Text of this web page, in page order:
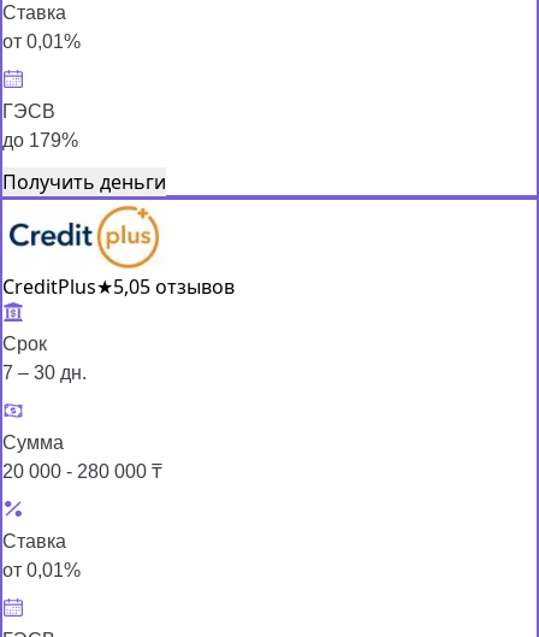
Ставка
от 0,01%
ГЭСВ
до 179%
Получить деньги
CreditPlus★5,05 отзывов
Срок
7 – 30 дн.
Сумма
20 000 - 280 000 ₸
Ставка
от 0,01%